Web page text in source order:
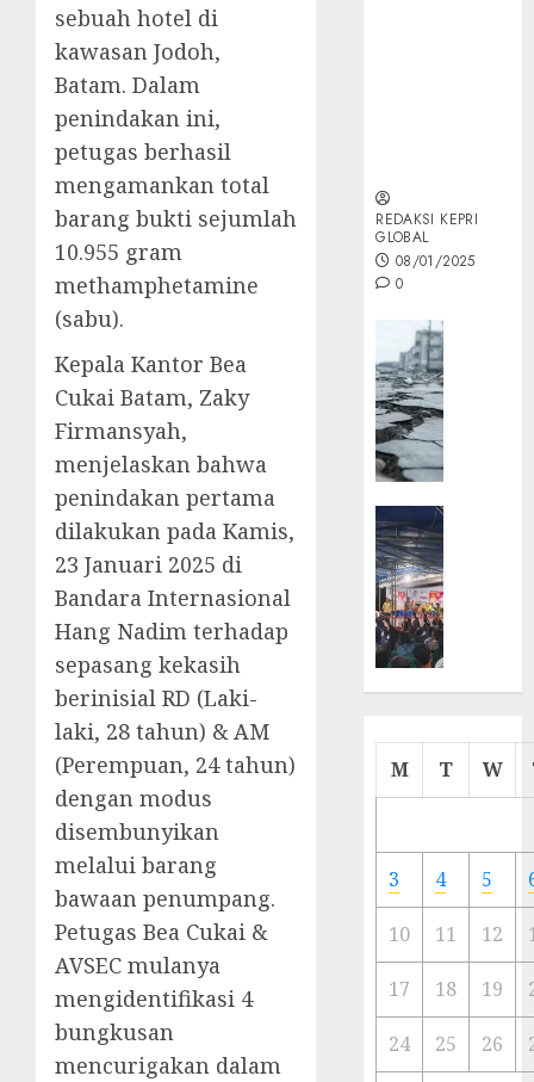
sebuah hotel di
kawasan Jodoh,
Batam. Dalam
penindakan ini,
petugas berhasil
mengamankan total
barang bukti sejumlah
10.955 gram
methamphetamine
(sabu).
Kepala Kantor Bea
Cukai Batam, Zaky
Firmansyah,
menjelaskan bahwa
penindakan pertama
dilakukan pada Kamis,
23 Januari 2025 di
Bandara Internasional
Hang Nadim terhadap
sepasang kekasih
berinisial RD (Laki-
laki, 28 tahun) & AM
(Perempuan, 24 tahun)
dengan modus
disembunyikan
melalui barang
bawaan penumpang.
Petugas Bea Cukai &
AVSEC mulanya
mengidentifikasi 4
bungkusan
mencurigakan dalam
REDAKSI KEPRI
GLOBAL
08/01/2025
0
Cermin
Ibu
Kota
23/11/
M T W
3 4 5
10 11 12
17 18 19
24 25 26